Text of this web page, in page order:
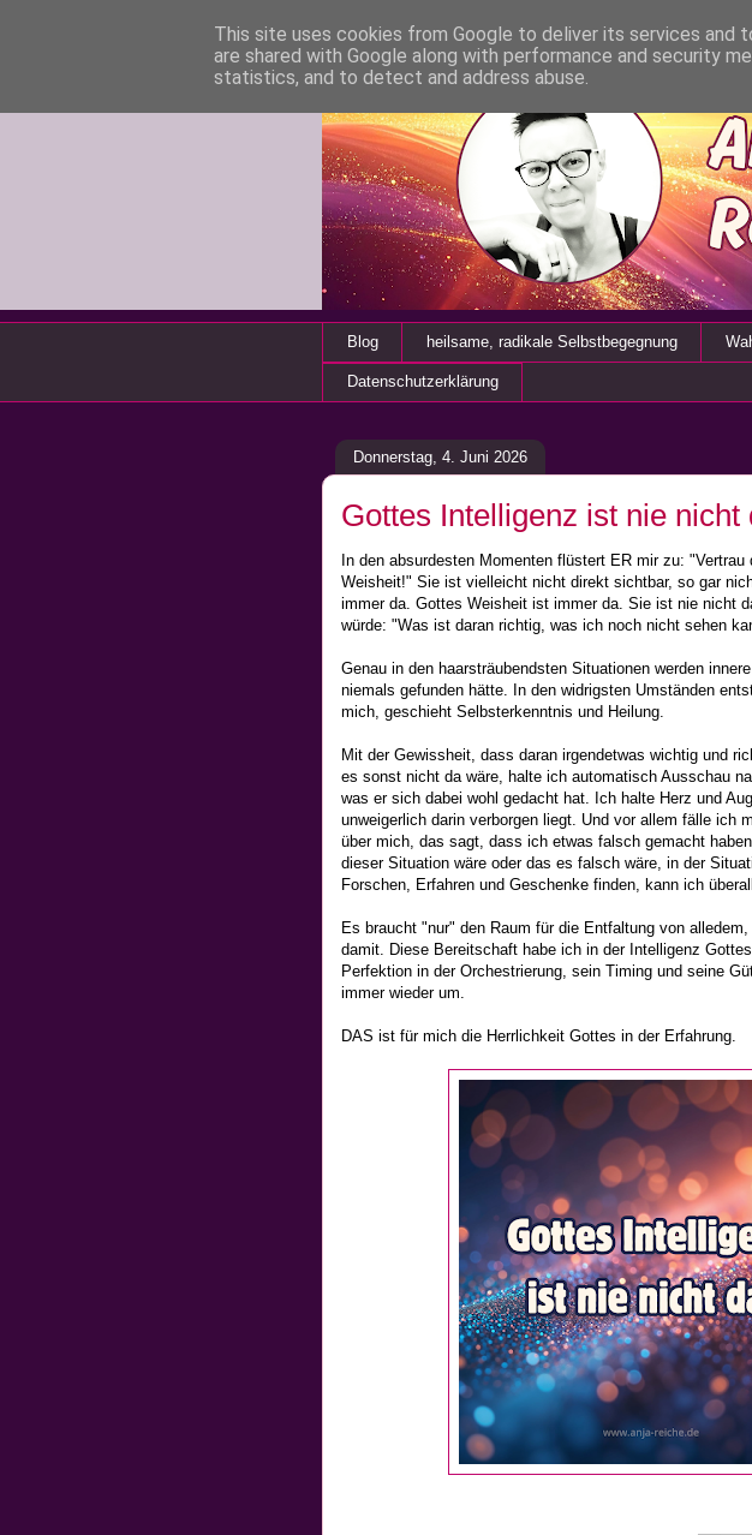
Blog heilsame, radikale Selbstbegegnung
Datenschutzerklärung
Donnerstag, 4. Juni 2026
Gottes Intelligenz ist nie nicht
In den absurdesten Momenten flüstert ER mir zu: "Vertrau
Weisheit!" Sie ist vielleicht nicht direkt sichtbar, so gar
immer da. Gottes Weisheit ist immer da. Sie ist nie nicht
würde: "Was ist daran richtig, was ich noch nicht sehen
Genau in den haarsträubendsten Situationen werden
niemals gefunden hätte. In den widrigsten Umständen
mich, geschieht Selbsterkenntnis und Heilung.
Mit der Gewissheit, dass daran irgendetwas wichtig und
es sonst nicht da wäre, halte ich automatisch Ausschau
was er sich dabei wohl gedacht hat. Ich halte Herz und
unweigerlich darin verborgen liegt. Und vor allem fälle ich
über mich, das sagt, dass ich etwas falsch gemacht
dieser Situation wäre oder das es falsch wäre, in der
Forschen, Erfahren und Geschenke finden, kann ich
Es braucht "nur" den Raum für die Entfaltung von
damit. Diese Bereitschaft habe ich in der Intelligenz
Perfektion in der Orchestrierung, sein Timing und seine
immer wieder um.
DAS ist für mich die Herrlichkeit Gottes in der Erfahrung.
This site uses cookies from Google to deliver its services and
are shared with Google along with performance and security
statistics, and to detect and address abuse.